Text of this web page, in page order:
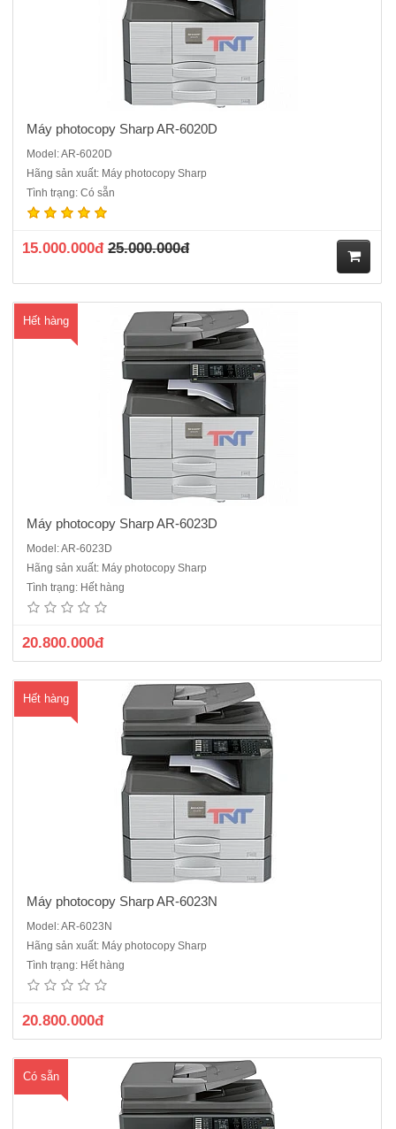
Máy photocopy Sharp AR-6020D
Model: AR-6020D
Hãng sản xuất: Máy photocopy Sharp
Tình trạng: Có sẵn
15.000.000đ 25.000.000đ
Hết hàng
Máy photocopy Sharp AR-6023D: Sharpdesk Mobile kết nối máy
Photocopy với Điện thoại di độngChức năng chuẩn: Copy - In - Scan
Màu Tốc độ copy - in: 23 trang/phút A4.Khổ giấy sao chụp: A3 –
Máy photocopy Sharp AR-6023D
Model: AR-6023D
Hãng sản xuất: Máy photocopy Sharp
Tình trạng: Hết hàng
20.800.000đ
Hết hàng
Máy photocopy Sharp AR-6023N Sản phẩm thay thế cho Sharp AR-
5623NV . Được trang bị tốc độ 23 trang / phút, Photocopy được cả khổ
A4 và A3 rõ ràng là rất hữu ích cho người sử dụng. Ngoài ra, Sharp
AR-6023N được trang bị thêm chức năng in mạng, bộ tự đ..
Máy photocopy Sharp AR-6023N
Model: AR-6023N
Hãng sản xuất: Máy photocopy Sharp
Tình trạng: Hết hàng
20.800.000đ
Có sẵn
Máy photocopy Sharp AR-6031N- Chức năng chính : Copy- in mạng-
scan màu- in 2 mặt- chia bộ điện tử- Tốc độ : 31 trang /phút - Độ phân
giải : 600x600dpi, Chia bộ điện tử lắp sẵn- Bộ tự động đảo bản sao
có sẵn trong máy- Khổ giấy: Max A3 (11..